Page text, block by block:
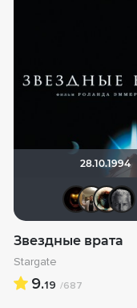
28.10.1994
Звездные врата
Stargate
9.19 /687